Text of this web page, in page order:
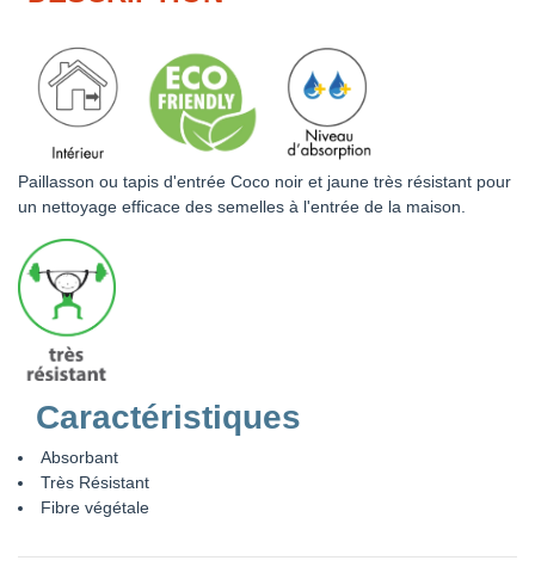
Paillasson ou tapis d'entrée Coco noir et jaune très résistant pour
un nettoyage efficace des semelles à l'entrée de la maison.
Caractéristiques
Absorbant
Très Résistant
Fibre végétale